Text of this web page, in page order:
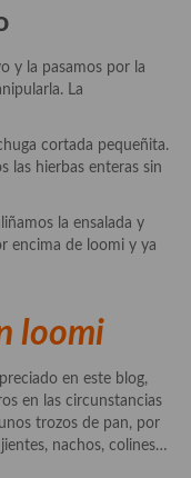
y la pasamos por la
La
cortada pequeñita.
las hierbas enteras sin
la ensalada y
encima de loomi y ya
loomi
en este blog,
en las circunstancias
trozos de pan, por
nachos, colines…